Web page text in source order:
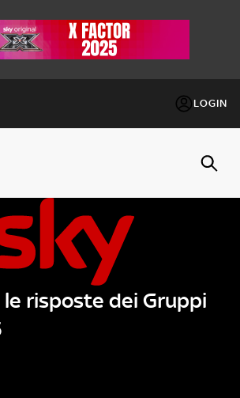
LOGIN
FACTOR
risposte dei Gruppi